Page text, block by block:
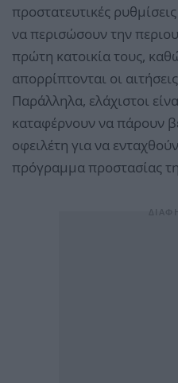
προστατευτικές
να περισώσουν την
πρώτη κατοικία τους,
απορρίπτονται οι
Παράλληλα, ελάχιστοι
καταφέρνουν να πάρουν
οφειλέτη για να
πρόγραμμα προστασίας